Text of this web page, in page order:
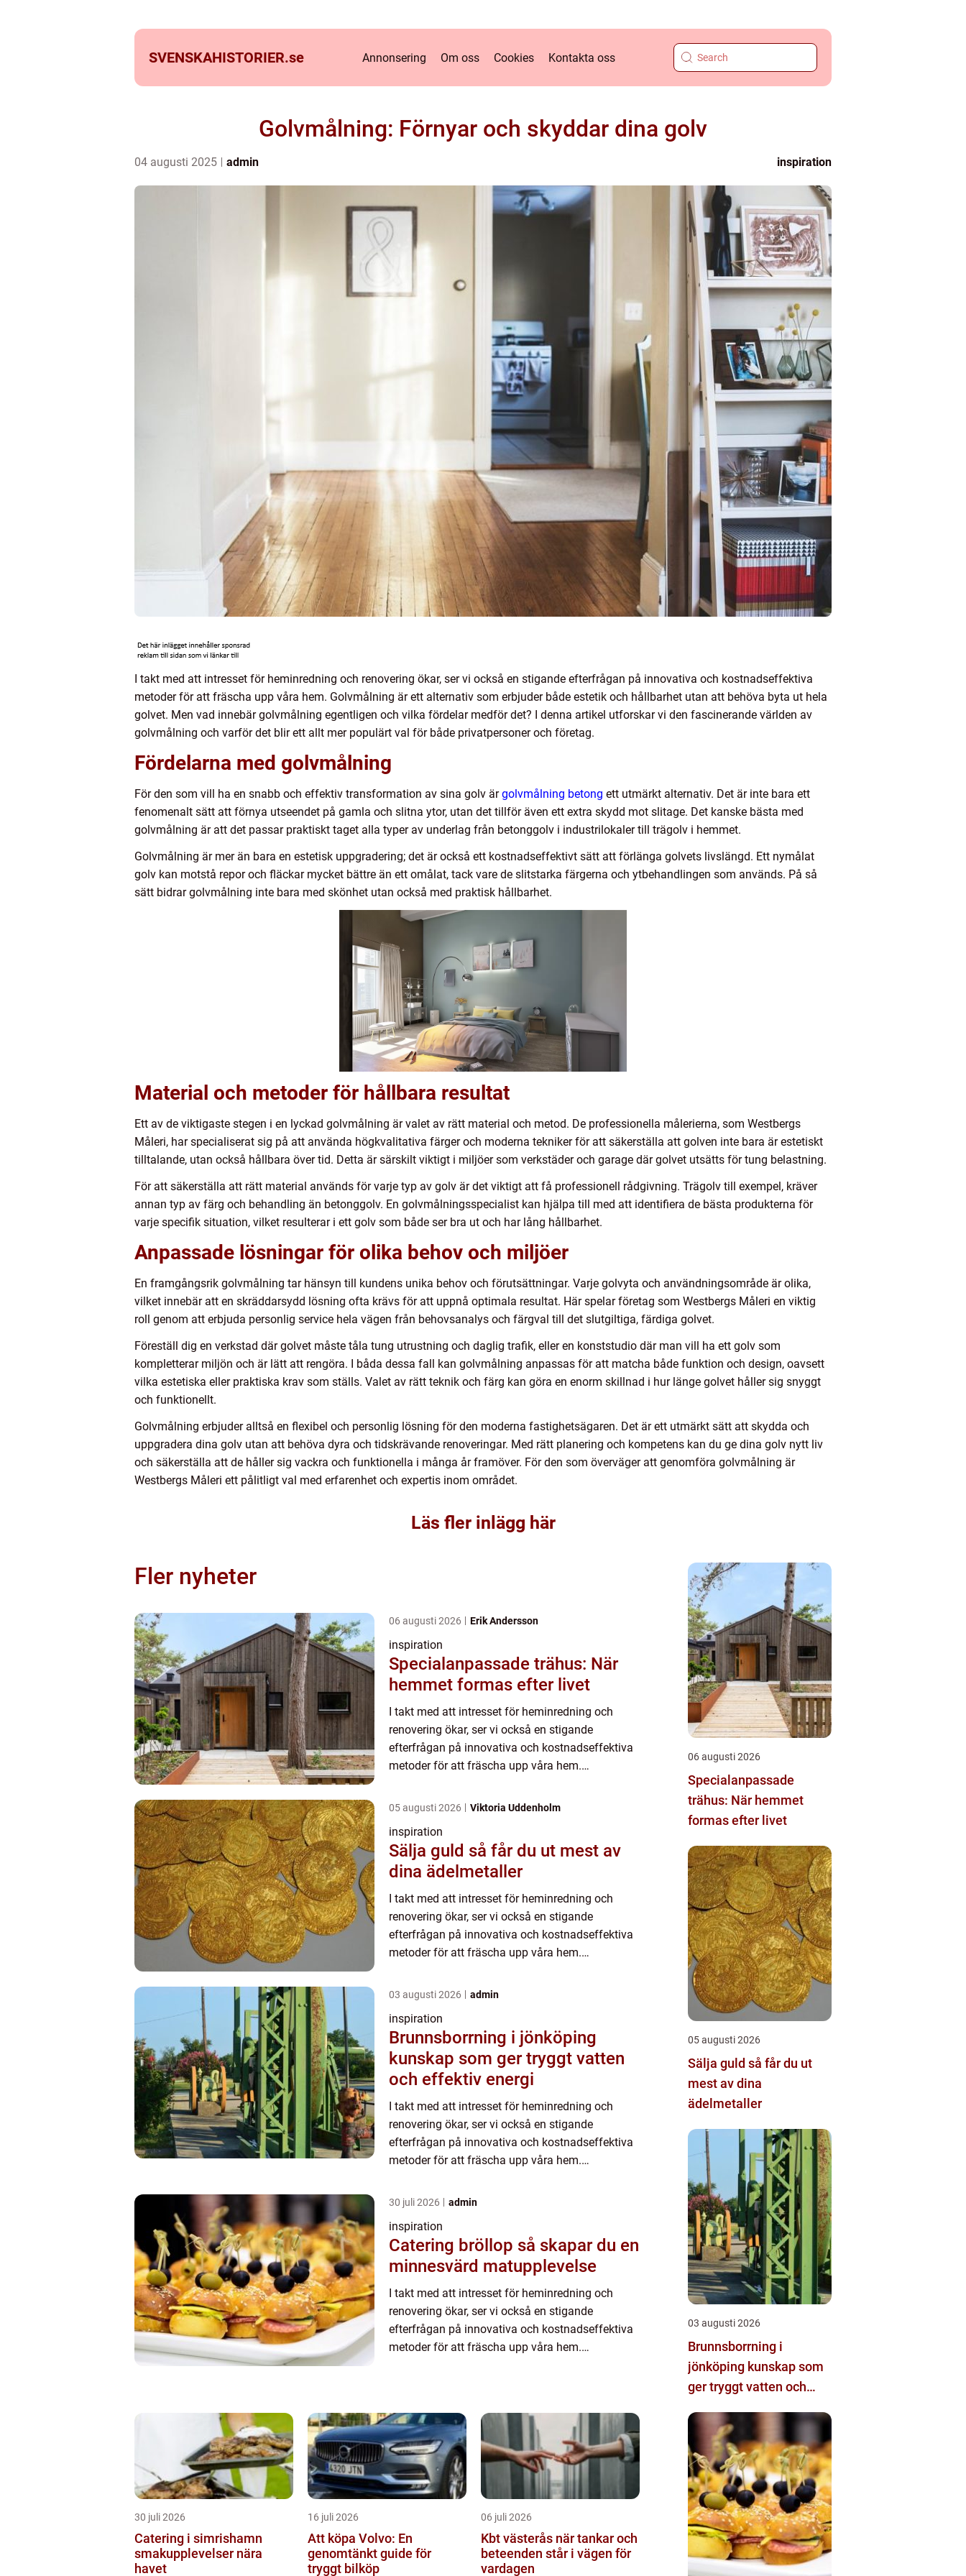
SVENSKAHISTORIER.se Annonsering Om oss Cookies Kontakta oss
Golvmålning: Förnyar och skyddar dina golv
04 augusti 2025 admin inspiration
I takt med att intresset för heminredning och renovering ökar, ser vi också en stigande efterfrågan på innovativa och kostnadseffektiva
metoder för att fräscha upp våra hem. Golvmålning är ett alternativ som erbjuder både estetik och hållbarhet utan att behöva byta ut hela
golvet. Men vad innebär golvmålning egentligen och vilka fördelar medför det? I denna artikel utforskar vi den fascinerande världen av
golvmålning och varför det blir ett allt mer populärt val för både privatpersoner och företag.
Fördelarna med golvmålning
För den som vill ha en snabb och effektiv transformation av sina golv ärgolvmålning betong ett utmärkt alternativ. Det är inte bara ett
fenomenalt sätt att förnya utseendet på gamla och slitna ytor, utan det tillför även ett extra skydd mot slitage. Det kanske bästa med
golvmålning är att det passar praktiskt taget alla typer av underlag från betonggolv i industrilokaler till trägolv i hemmet.
Golvmålning är mer än bara en estetisk uppgradering; det är också ett kostnadseffektivt sätt att förlänga golvets livslängd. Ett nymålat
golv kan motstå repor och fläckar mycket bättre än ett omålat, tack vare de slitstarka färgerna och ytbehandlingen som används. På så
sätt bidrar golvmålning inte bara med skönhet utan också med praktisk hållbarhet.
Material och metoder för hållbara resultat
Ett av de viktigaste stegen i en lyckad golvmålning är valet av rätt material och metod. De professionella målerierna, som Westbergs
Måleri, har specialiserat sig på att använda högkvalitativa färger och moderna tekniker för att säkerställa att golven inte bara är estetiskt
tilltalande, utan också hållbara över tid. Detta är särskilt viktigt i miljöer som verkstäder och garage där golvet utsätts för tung belastning.
För att säkerställa att rätt material används för varje typ av golv är det viktigt att få professionell rådgivning. Trägolv till exempel, kräver
annan typ av färg och behandling än betonggolv. En golvmålningsspecialist kan hjälpa till med att identifiera de bästa produkterna för
varje specifik situation, vilket resulterar i ett golv som både ser bra ut och har lång hållbarhet.
Anpassade lösningar för olika behov och miljöer
En framgångsrik golvmålning tar hänsyn till kundens unika behov och förutsättningar. Varje golvyta och användningsområde är olika,
vilket innebär att en skräddarsydd lösning ofta krävs för att uppnå optimala resultat. Här spelar företag som Westbergs Måleri en viktig
roll genom att erbjuda personlig service hela vägen från behovsanalys och färgval till det slutgiltiga, färdiga golvet.
Föreställ dig en verkstad där golvet måste tåla tung utrustning och daglig trafik, eller en konststudio där man vill ha ett golv som
kompletterar miljön och är lätt att rengöra. I båda dessa fall kan golvmålning anpassas för att matcha både funktion och design, oavsett
vilka estetiska eller praktiska krav som ställs. Valet av rätt teknik och färg kan göra en enorm skillnad i hur länge golvet håller sig snyggt
och funktionellt.
Golvmålning erbjuder alltså en flexibel och personlig lösning för den moderna fastighetsägaren. Det är ett utmärkt sätt att skydda och
uppgradera dina golv utan att behöva dyra och tidskrävande renoveringar. Med rätt planering och kompetens kan du ge dina golv nytt liv
och säkerställa att de håller sig vackra och funktionella i många år framöver. För den som överväger att genomföra golvmålning är
Westbergs Måleri ett pålitligt val med erfarenhet och expertis inom området.
Läs fler inlägg här
Fler nyheter
06 augusti 2026 Erik Andersson
inspiration
Specialanpassade trähus: När
hemmet formas efter livet
I takt med att intresset för heminredning och
renovering ökar, ser vi också en stigande
efterfrågan på innovativa och kostnadseffektiva
metoder för att fräscha upp våra hem.
05 augusti 2026 Viktoria Uddenholm
inspiration
Sälja guld så får du ut mest av
dina ädelmetaller
I takt med att intresset för heminredning och
renovering ökar, ser vi också en stigande
efterfrågan på innovativa och kostnadseffektiva
metoder för att fräscha upp våra hem.
03 augusti 2026 admin
inspiration
Brunnsborrning i jönköping
kunskap som ger tryggt vatten
och effektiv energi
I takt med att intresset för heminredning och
renovering ökar, ser vi också en stigande
efterfrågan på innovativa och kostnadseffektiva
metoder för att fräscha upp våra hem.
30 juli 2026 admin
inspiration
Catering bröllop så skapar du en
minnesvärd matupplevelse
I takt med att intresset för heminredning och
renovering ökar, ser vi också en stigande
efterfrågan på innovativa och kostnadseffektiva
metoder för att fräscha upp våra hem.
30 juli 2026
Catering i simrishamn
smakupplevelser nära
havet
16 juli 2026
Att köpa Volvo: En
genomtänkt guide för
tryggt bilköp
06 juli 2026
Kbt västerås när tankar och
beteenden står i vägen för
vardagen
06 augusti 2026
Specialanpassade
trähus: När hemmet
formas efter livet
05 augusti 2026
Sälja guld så får du ut
mest av dina
ädelmetaller
03 augusti 2026
Brunnsborrning i
jönköping kunskap som
ger tryggt vatten och